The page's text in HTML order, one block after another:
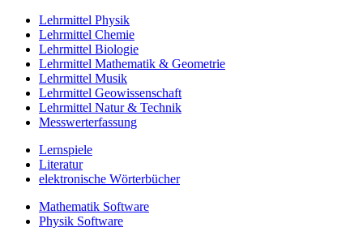
Lehrmittel Physik
Lehrmittel Chemie
Lehrmittel Biologie
Lehrmittel Mathematik & Geometrie
Lehrmittel Musik
Lehrmittel Geowissenschaft
Lehrmittel Natur & Technik
Messwerterfassung
Lernspiele
Literatur
elektronische Wörterbücher
Mathematik Software
Physik Software